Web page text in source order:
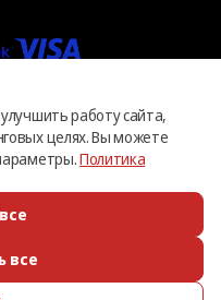
работу сайта,
целях. Вы можете
Политика
все